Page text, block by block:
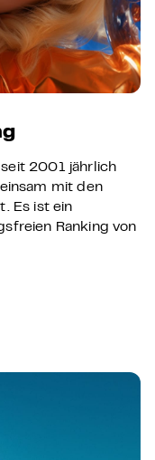
2001 jährlich
mit den
Es ist ein
Ranking von